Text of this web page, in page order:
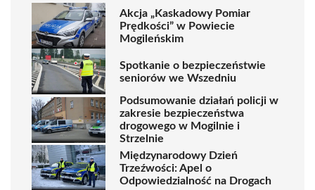
Akcja „Kaskadowy Pomiar
Prędkości” w Powiecie
Mogileńskim
Spotkanie o bezpieczeństwie
seniorów we Wszedniu
Podsumowanie działań policji w
zakresie bezpieczeństwa
drogowego w Mogilnie i
Strzelnie
Międzynarodowy Dzień
Trzeźwości: Apel o
Odpowiedzialność na Drogach